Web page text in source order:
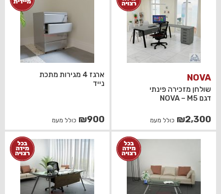
NOVA
שולחן מזכירה פינתי
דגם NOVA – M5
₪2,300 כולל מעמ
ארגז 4 מגירות מתכת
נייד
₪900 כולל מעמ